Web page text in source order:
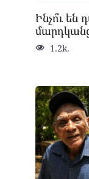
Ինչո՞ւ
1.2k.